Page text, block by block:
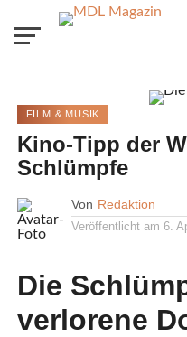
FILM & MUSIK
Kino-Tipp der
Schlümpfe
Von Redaktion
Veröffentlicht am 6.
Die
verlorene